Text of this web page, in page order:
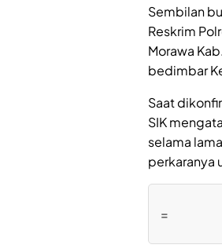
Sembilan
Reskrim
Morawa
bedimbar
Saat
SIK
selama
perkaranya
=